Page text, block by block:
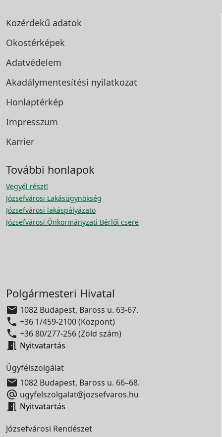
Közérdekű adatok
Okostérképek
Adatvédelem
Akadálymentesítési nyilatkozat
Honlaptérkép
Impresszum
Karrier
További honlapok
Vegyél részt!
Józsefvárosi Lakásügynökség
Józsefvárosi lakáspályázato
Józsefvárosi Önkormányzati Bérlői csere
Polgármesteri Hivatal
 1082 Budapest, Baross u. 63-67.
 +36 1/459-2100 (Központ)
 +36 80/277-256 (Zöld szám)
 Nyitvatartás
Ügyfélszolgálat
 1082 Budapest, Baross u. 66–68.
 ugyfelszolgalat@jozsefvaros.hu
 Nyitvatartás
Józsefvárosi Rendészet